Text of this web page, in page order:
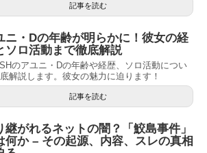
記事を読む
ニ・Dの年齢が明らかに！彼女の経
ソロ活動まで徹底解説
のアユニ・Dの年齢や経歴、ソロ活動につい
解説します。彼女の魅力に迫ります！
記事を読む
継がれるネットの闇？「鮫島事件」
何か – その起源、内容、スレの真相